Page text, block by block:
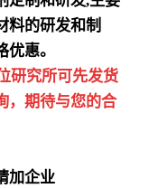
料的研发和制
惠。
研究所可先发货
，期待与您的合
加企业